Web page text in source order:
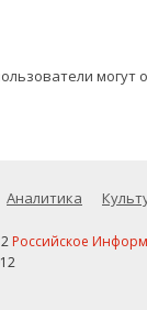
могут
Аналитика
Российское